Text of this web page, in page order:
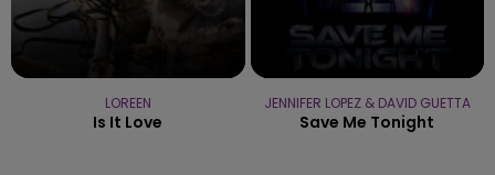
LOREEN
Is It Love
JENNIFER LOPEZ & DAVID GUETTA
Save Me Tonight